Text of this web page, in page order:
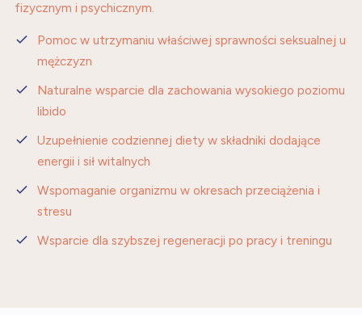
fizycznym i psychicznym.
Pomoc w utrzymaniu właściwej sprawności seksualnej u
mężczyzn
Naturalne wsparcie dla zachowania wysokiego poziomu
libido
Uzupełnienie codziennej diety w składniki dodające
energii i sił witalnych
Wspomaganie organizmu w okresach przeciążenia i
stresu
Wsparcie dla szybszej regeneracji po pracy i treningu